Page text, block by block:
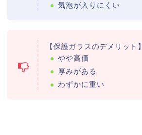
気泡が入りにくい
【保護ガラスのデメリット】
やや高価
厚みがある
わずかに重い